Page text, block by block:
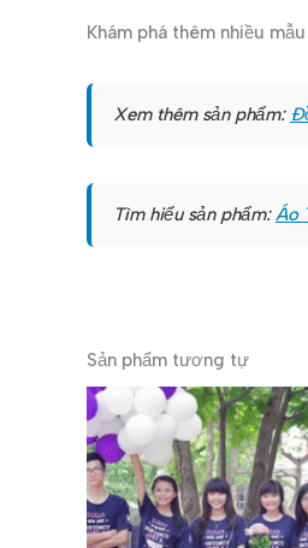
Khám phá thêm nhiều
Xem thêm sản phẩm:
Tìm hiểu sản phẩm:Áo
Sản phẩm tương tự